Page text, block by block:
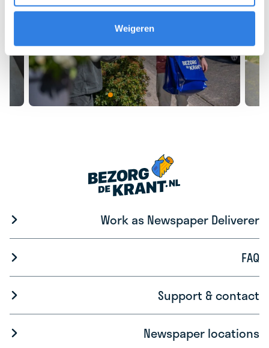
Weigeren
Work as Newspaper Deliverer
FAQ
Support & contact
Newspaper locations